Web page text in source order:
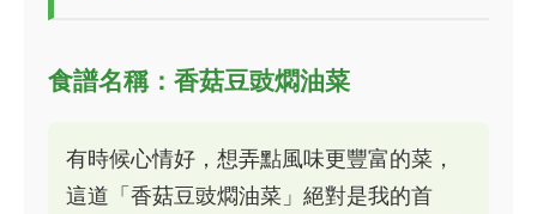
食譜名稱：香菇豆豉燜油菜
有時候心情好，想弄點風味更豐富的菜，
這道「香菇豆豉燜油菜」絕對是我的首